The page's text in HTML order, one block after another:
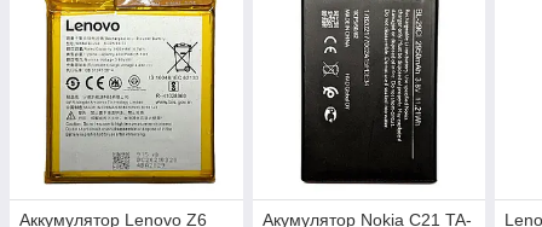
Аккумулятор Lenovo Z6
Акумулятор Nokia C21 TA-